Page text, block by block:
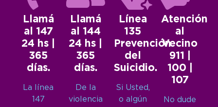
Llamá
al 147
24 hs |
365
días.
La línea
147
Llamá
al 144
24 hs |
365
días.
De la
violencia
Línea
135
Prevención
del
Suicidio.
Si Usted,
o algún
Atención
al
Vecino
911 |
100 |
107
No dude